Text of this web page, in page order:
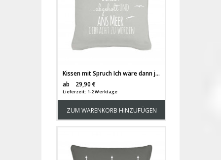
Kissen mit Spruch Ich wäre dann jetzt bereit... mit Möwen und inklusive Füllung k03
ab
29,90 €
Lieferzeit: 1-2 Werktage
ZUM WARENKORB HINZUFÜGEN